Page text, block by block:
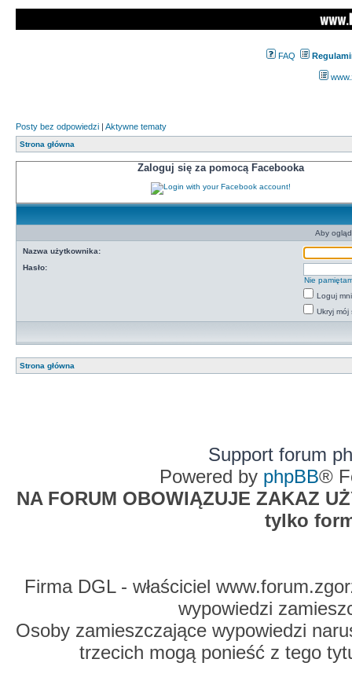
FAQ
Posty bez odpowiedzi | Aktywne tematy
Strona główna
Zaloguj się za pomocą Facebooka
Aby
Nazwa użytkownika:
Hasło:
Nie
Loguj
Ukryj mój
Strona główna
Support forum
Powered by phpBB®
NA FORUM OBOWIĄZUJE ZAKAZ
tylko
Firma DGL - właściciel
wypowiedzi
Osoby zamieszczające wypowiedzi
trzecich mogą ponieść z tego